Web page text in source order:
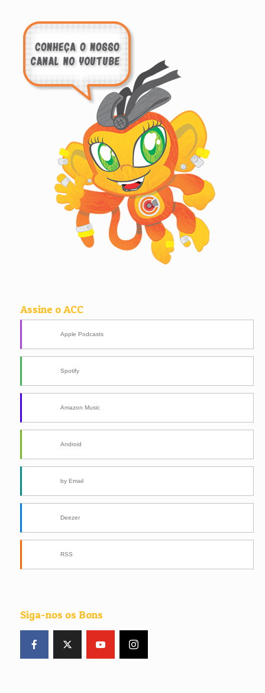
Assine o ACC
Apple Podcasts
Spotify
Amazon Music
Android
by Email
Deezer
RSS
Siga-nos os Bons